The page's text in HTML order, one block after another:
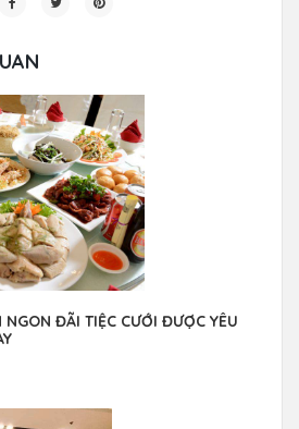
NGON ĐÃI TIỆC CƯỚI ĐƯỢC YÊU